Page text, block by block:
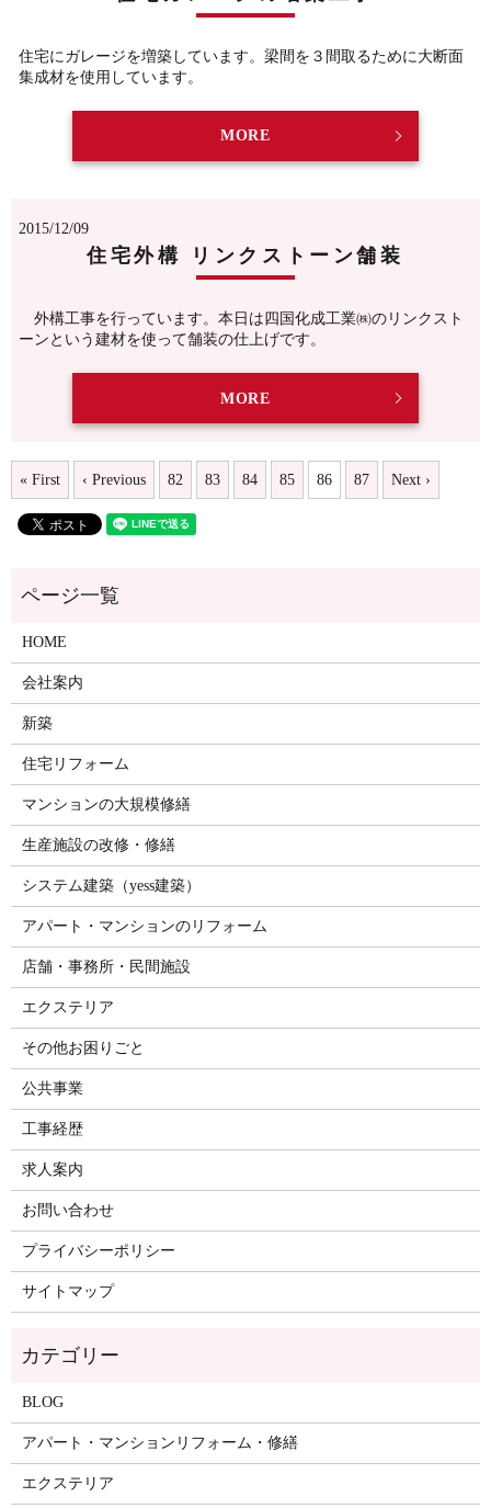
住宅にガレージを増築しています。梁間を３間取るために大断面
集成材を使用しています。
MORE
2015/12/09
住宅外構 リンクストーン舗装
外構工事を行っています。本日は四国化成工業㈱のリンクスト
ーンという建材を使って舗装の仕上げです。
MORE
« First ‹ Previous 82 83 84 85 86 87 Next ›
HOME
会社案内
新築
住宅リフォーム
マンションの大規模修繕
生産施設の改修・修繕
システム建築（yess建築）
アパート・マンションのリフォーム
店舗・事務所・民間施設
エクステリア
その他お困りごと
公共事業
工事経歴
求人案内
お問い合わせ
プライバシーポリシー
サイトマップ
BLOG
アパート・マンションリフォーム・修繕
エクステリア